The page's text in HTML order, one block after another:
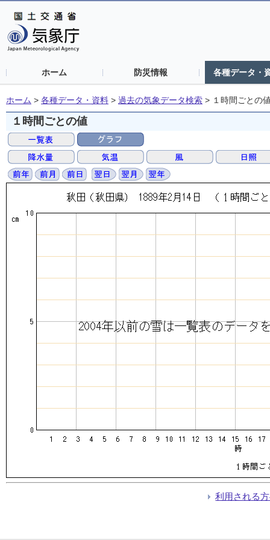
ホーム 防災情報 各種データ・
ホーム > 各種データ・資料 > 過去の気象データ検索 > １時間ごとの
１時間ごとの値
利用される